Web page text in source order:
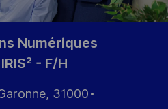
Numériques
- F/H
31000